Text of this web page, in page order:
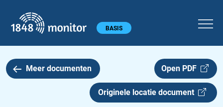
Hoofdmenu BASIS
Meer documenten Open PDF
Originele locatie document